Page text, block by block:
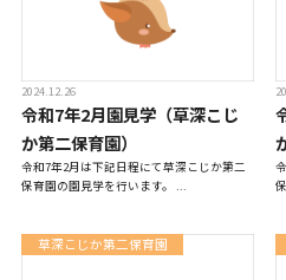
2024.12.26
令和7年2月園見学（草深こじ
か第二保育園）
令和7年2月は下記日程にて草深こじか第二
保育園の園見学を行います。 ...
草深こじか第二保育園